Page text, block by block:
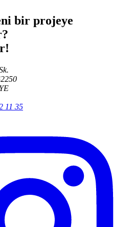
bir projeye
11 35